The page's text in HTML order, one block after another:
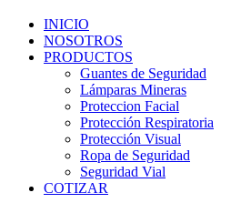
INICIO
NOSOTROS
PRODUCTOS
Guantes de Seguridad
Lámparas Mineras
Proteccion Facial
Protección Respiratoria
Protección Visual
Ropa de Seguridad
Seguridad Vial
COTIZAR